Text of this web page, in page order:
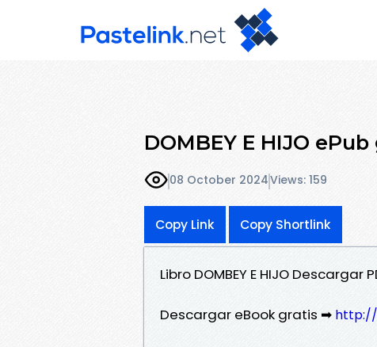
DOMBEY E HIJO
08 October 2024Views: 159
Copy Link Copy Shortlink
Libro DOMBEY E HIJO Descargar
Descargar eBook gratis ➡ http://